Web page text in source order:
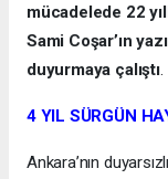
mücadelede 22
Sami Coşar’ın
duyurmaya çalıştı.
4 YIL SÜRGÜN
Ankara’nın